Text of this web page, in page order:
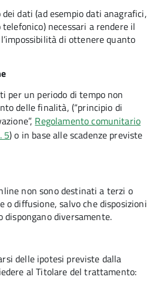
dati (ad esempio dati anagrafici,
necessari a rendere il
di ottenere quanto
per un periodo di tempo non
delle finalità, (“principio di
Regolamento comunitario
5) o in base alle scadenze previste
non sono destinati a terzi o
o diffusione, salvo che disposizioni
dispongano diversamente.
delle ipotesi previste dalla
al Titolare del trattamento: